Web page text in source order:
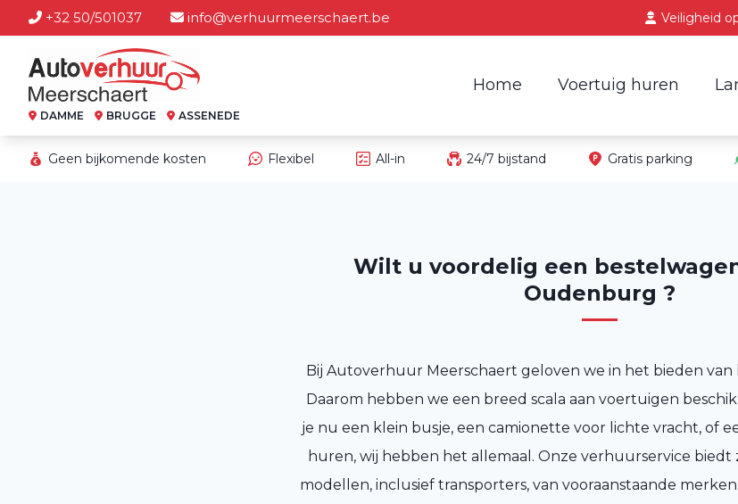
+32 50/501037 info@verhuurmeerschaert.be Veiligheid
DAMME BRUGGE ASSENEDE
Home Voertuig huren
Geen bijkomende kosten Flexibel All-in 24/7 bijstand Gratis parking
Wilt u voordelig een
Oudenburg ?
Bij Autoverhuur Meerschaert geloven we in het bieden
Daarom hebben we een breed scala aan voertuigen
je nu een klein busje, een camionette voor lichte vracht, of
huren, wij hebben het allemaal. Onze verhuurservice biedt
modellen, inclusief transporters, van vooraanstaande